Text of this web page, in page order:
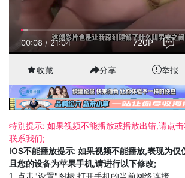
00:08 / 21:04 720P
收藏 分享 举报
特别提示: 如果视频不能播放或播放出错,请点
联系我们;
IOS不能播放提示: 如果视频不能播放,表现为仅
且您的设备为苹果手机,请进行以下修改;
1. 点击"设置"图标,打开手机的当前网络连接